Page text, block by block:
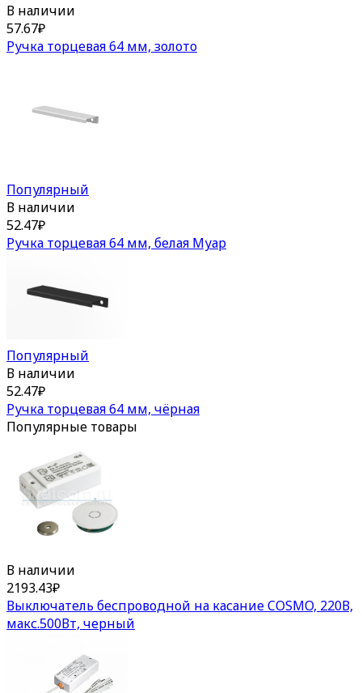
В наличии
57.67₽
Ручка торцевая 64 мм, золото
Популярный
В наличии
52.47₽
Ручка торцевая 64 мм, белая Муар
Популярный
В наличии
52.47₽
Ручка торцевая 64 мм, чёрная
Популярные товары
В наличии
2193.43₽
Выключатель беспроводной на касание COSMO, 220В,
макс.500Вт, черный